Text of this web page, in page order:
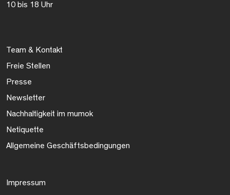
10 bis 18 Uhr
Team & Kontakt
Freie Stellen
Presse
Newsletter
Nachhaltigkeit im mumok
Netiquette
Allgemeine Geschäftsbedingungen
Impressum